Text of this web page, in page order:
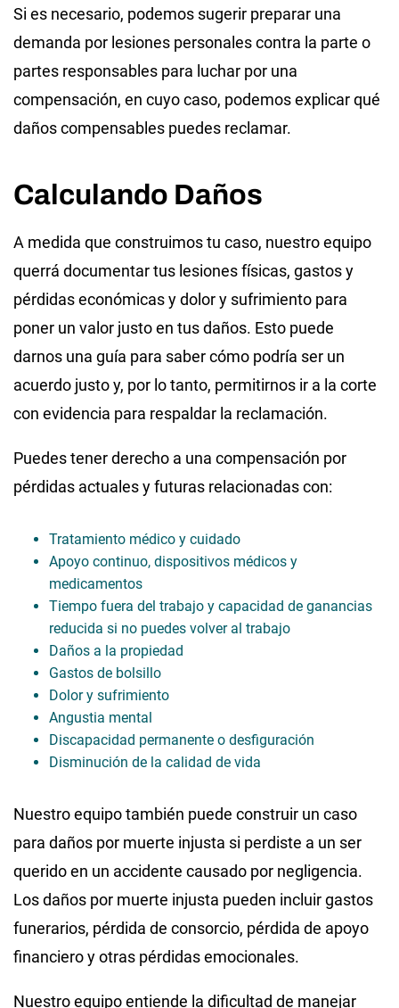
Si es necesario, podemos sugerir preparar una
demanda por lesiones personales contra la parte o
partes responsables para luchar por una
compensación, en cuyo caso, podemos explicar qué
daños compensables puedes reclamar.
Calculando Daños
A medida que construimos tu caso, nuestro equipo
querrá documentar tus lesiones físicas, gastos y
pérdidas económicas y dolor y sufrimiento para
poner un valor justo en tus daños. Esto puede
darnos una guía para saber cómo podría ser un
acuerdo justo y, por lo tanto, permitirnos ir a la corte
con evidencia para respaldar la reclamación.
Puedes tener derecho a una compensación por
pérdidas actuales y futuras relacionadas con:
Tratamiento médico y cuidado
Apoyo continuo, dispositivos médicos y
medicamentos
Tiempo fuera del trabajo y capacidad de ganancias
reducida si no puedes volver al trabajo
Daños a la propiedad
Gastos de bolsillo
Dolor y sufrimiento
Angustia mental
Discapacidad permanente o desfiguración
Disminución de la calidad de vida
Nuestro equipo también puede construir un caso
para daños por muerte injusta si perdiste a un ser
querido en un accidente causado por negligencia.
Los daños por muerte injusta pueden incluir gastos
funerarios, pérdida de consorcio, pérdida de apoyo
financiero y otras pérdidas emocionales.
Nuestro equipo entiende la dificultad de manejar